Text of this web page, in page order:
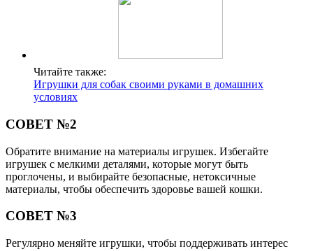
Читайте также:
Игрушки для собак своими руками в домашних
условиях
СОВЕТ №2
Обратите внимание на материалы игрушек. Избегайте
игрушек с мелкими деталями, которые могут быть
проглочены, и выбирайте безопасные, нетоксичные
материалы, чтобы обеспечить здоровье вашей кошки.
СОВЕТ №3
Регулярно меняйте игрушки, чтобы поддерживать интерес